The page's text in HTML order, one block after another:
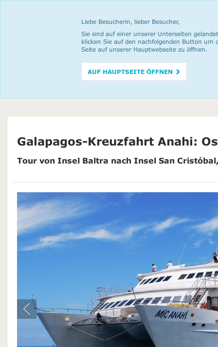
Liebe Besucherin, lieber Besucher,
Sie sind auf einer unserer Unterseiten
klicken Sie auf den nachfolgenden Button um
Seite auf unserer Hauptwebseite zu öffnen.
AUF HAUPTSEITE ÖFFNEN
Galapagos-Kreuzfahrt Anahi:
Tour von Insel Baltra nach Insel San